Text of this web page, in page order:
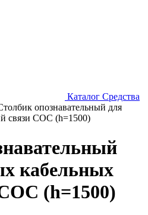
Каталог Средства
опознавательный для
связи СОС (h=1500)
кабельных
(h=1500)